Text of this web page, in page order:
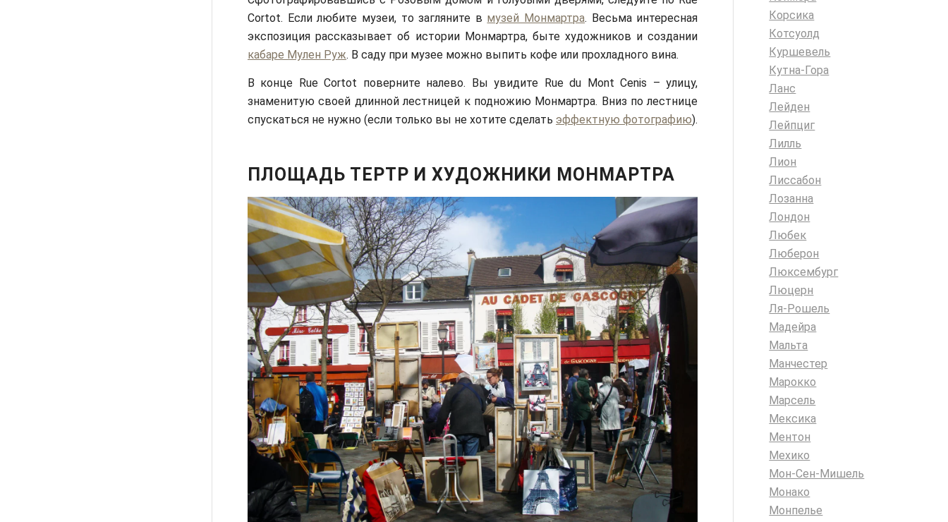
Cortot. Если любите музеи, то загляните в музей Монмартра. Весьма интересная
экспозиция рассказывает об истории Монмартра, быте художников и создании
кабаре Мулен Руж. В саду при музее можно выпить кофе или прохладного вина.
В конце Rue Cortot поверните налево. Вы увидите Rue du Mont Cenis – улицу,
знаменитую своей длинной лестницей к подножию Монмартра. Вниз по лестнице
спускаться не нужно (если только вы не хотите сделать эффектную фотографию).
ПЛОЩАДЬ ТЕРТР И ХУДОЖНИКИ МОНМАРТРА
Корсика
Котсуолд
Куршевель
Кутна-Гора
Ланс
Лейден
Лейпциг
Лилль
Лион
Лиссабон
Лозанна
Лондон
Любек
Люберон
Люксембург
Люцерн
Ля-Рошель
Мадейра
Мальта
Манчестер
Марокко
Марсель
Мексика
Ментон
Мехико
Мон-Сен-Мишель
Монако
Монпелье